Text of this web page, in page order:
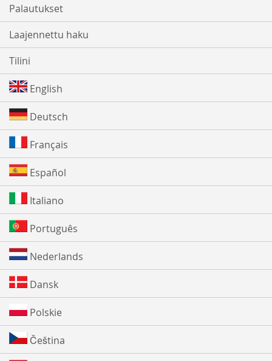
Palautukset
Laajennettu haku
Tilini
English
Deutsch
Français
Español
Italiano
Português
Nederlands
Dansk
Polskie
Čeština